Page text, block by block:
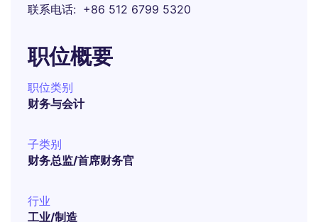
联系电话
+86 512 6799 5320
职位概要
职位类别
财务与会计
子类别
财务总监/首席财务官
行业
工业/制造